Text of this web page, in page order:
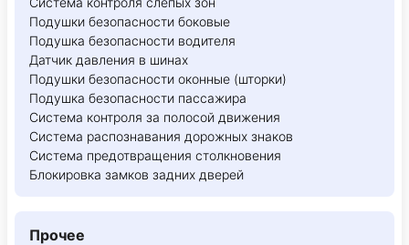
Подушки безопасности боковые
Подушка безопасности водителя
Датчик давления в шинах
Подушки безопасности оконные (шторки)
Подушка безопасности пассажира
Система контроля за полосой движения
Система распознавания дорожных знаков
Система предотвращения столкновения
Блокировка замков задних дверей
Прочее